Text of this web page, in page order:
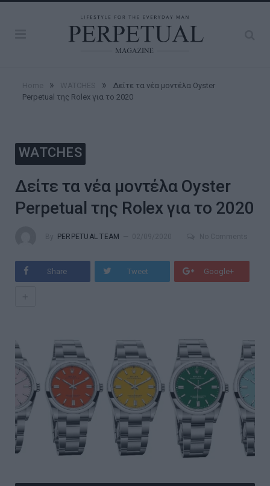
» »
Δείτε τα νέα μοντέλα Oyster
Perpetual της Rolex για το 2020
WATCHES
Δείτε τα νέα μοντέλα Oyster
Perpetual της Rolex για το 2020
PERPETUAL TEAM
Share Tweet Google+